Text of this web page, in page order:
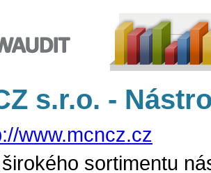
s.r.o. -
www.mcncz.cz
sortimentu